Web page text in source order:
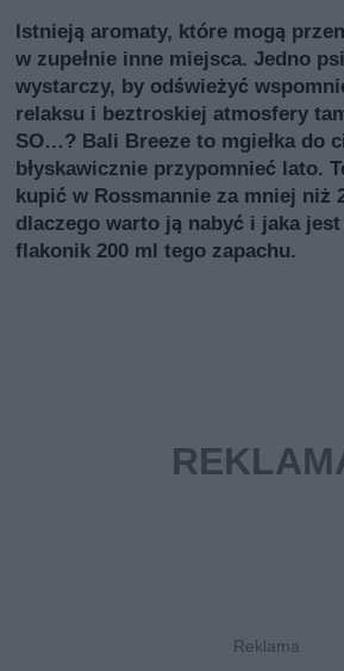
Istnieją aromaty, które mogą
w zupełnie inne miejsca. Jedno
wystarczy, by odświeżyć
relaksu i beztroskiej atmosfery
SO…? Bali Breeze to mgiełka do
błyskawicznie przypomnieć lato.
kupić w Rossmannie za mniej niż
dlaczego warto ją nabyć i jaka jest
flakonik 200 ml tego zapachu.